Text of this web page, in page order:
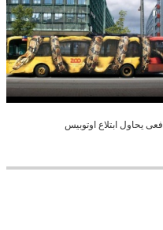
افعى يحاول ابتلاع اوتوبيس